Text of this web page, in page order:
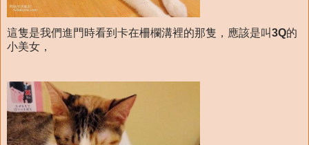
這隻是我們進門時看到卡在柵欄溝裡的那隻，應該是叫3Q的
小美女，